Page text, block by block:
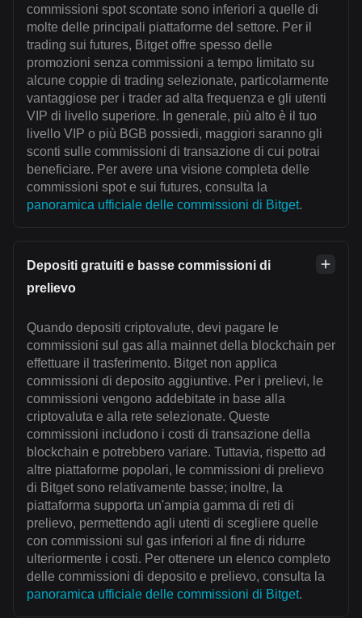
commissioni spot scontate sono inferiori a quelle di
molte delle principali piattaforme del settore. Per il
trading sui futures, Bitget offre spesso delle
promozioni senza commissioni a tempo limitato su
alcune coppie di trading selezionate, particolarmente
vantaggiose per i trader ad alta frequenza e gli utenti
VIP di livello superiore. In generale, più alto è il tuo
livello VIP o più BGB possiedi, maggiori saranno gli
sconti sulle commissioni di transazione di cui potrai
beneficiare. Per avere una visione completa delle
commissioni spot e sui futures, consulta la
panoramica ufficiale delle commissioni di Bitget.
Depositi gratuiti e basse commissioni di
prelievo
Quando depositi criptovalute, devi pagare le
commissioni sul gas alla mainnet della blockchain per
effettuare il trasferimento. Bitget non applica
commissioni di deposito aggiuntive. Per i prelievi, le
commissioni vengono addebitate in base alla
criptovaluta e alla rete selezionate. Queste
commissioni includono i costi di transazione della
blockchain e potrebbero variare. Tuttavia, rispetto ad
altre piattaforme popolari, le commissioni di prelievo
di Bitget sono relativamente basse; inoltre, la
piattaforma supporta un'ampia gamma di reti di
prelievo, permettendo agli utenti di scegliere quelle
con commissioni sul gas inferiori al fine di ridurre
ulteriormente i costi. Per ottenere un elenco completo
delle commissioni di deposito e prelievo, consulta la
panoramica ufficiale delle commissioni di Bitget.